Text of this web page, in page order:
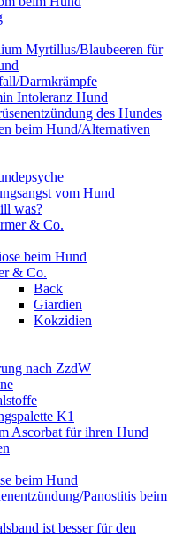
Myrtillus/Blaubeeren für
Darmkrämpfe
Intoleranz Hund
des Hundes
beim Hund/Alternativen
vom Hund
was?
& Co.
beim Hund
& Co.
Back
Giardien
Kokzidien
nach ZzdW
K1
Ascorbat für ihren Hund
beim Hund
Panostitis beim
ist besser für den